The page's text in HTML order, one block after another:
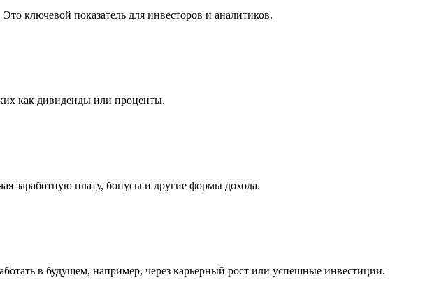
ключевой показатель для инвесторов и аналитиков.
как дивиденды или проценты.
заработную плату, бонусы и другие формы дохода.
в будущем, например, через карьерный рост или успешные инвестиции.